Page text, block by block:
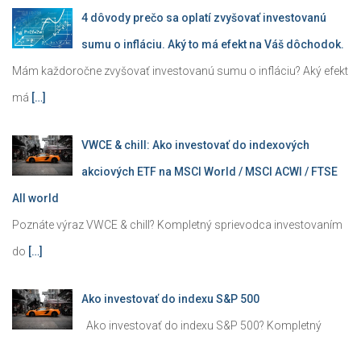
4 dôvody prečo sa oplatí zvyšovať investovanú
sumu o infláciu. Aký to má efekt na Váš dôchodok.
Mám každoročne zvyšovať investovanú sumu o infláciu? Aký efekt
má […]
VWCE & chill: Ako investovať do indexových
akciových ETF na MSCI World / MSCI ACWI / FTSE
All world
Poznáte výraz VWCE & chill? Kompletný sprievodca investovaním
do […]
Ako investovať do indexu S&P 500
Ako investovať do indexu S&P 500? Kompletný